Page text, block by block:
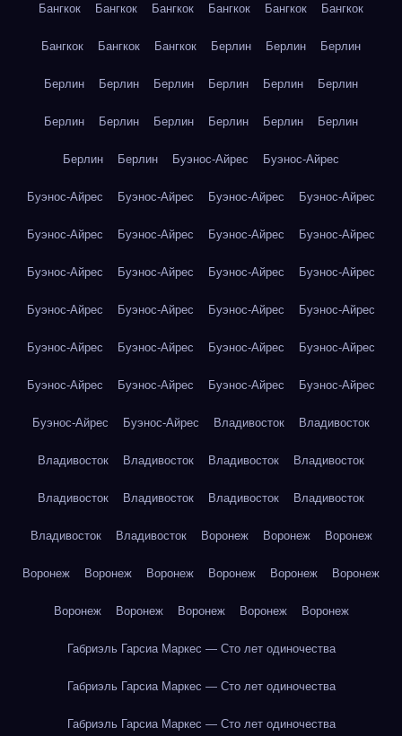
Бангкок Бангкок Бангкок Бангкок Бангкок Бангкок
Бангкок Бангкок Бангкок Берлин Берлин Берлин
Берлин Берлин Берлин Берлин Берлин Берлин
Берлин Берлин Берлин Берлин Берлин Берлин
Берлин Берлин Буэнос-Айрес Буэнос-Айрес
Буэнос-Айрес Буэнос-Айрес Буэнос-Айрес Буэнос-Айрес
Буэнос-Айрес Буэнос-Айрес Буэнос-Айрес Буэнос-Айрес
Буэнос-Айрес Буэнос-Айрес Буэнос-Айрес Буэнос-Айрес
Буэнос-Айрес Буэнос-Айрес Буэнос-Айрес Буэнос-Айрес
Буэнос-Айрес Буэнос-Айрес Буэнос-Айрес Буэнос-Айрес
Буэнос-Айрес Буэнос-Айрес Буэнос-Айрес Буэнос-Айрес
Буэнос-Айрес Буэнос-Айрес Владивосток Владивосток
Владивосток Владивосток Владивосток Владивосток
Владивосток Владивосток Владивосток Владивосток
Владивосток Владивосток Воронеж Воронеж Воронеж
Воронеж Воронеж Воронеж Воронеж Воронеж Воронеж
Воронеж Воронеж Воронеж Воронеж Воронеж
Габриэль Гарсиа Маркес — Сто лет одиночества
Габриэль Гарсиа Маркес — Сто лет одиночества
Габриэль Гарсиа Маркес — Сто лет одиночества